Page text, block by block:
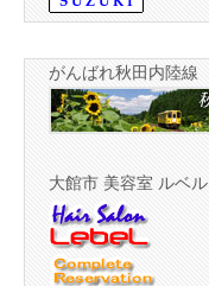
がんばれ秋田内陸線
大館市 美容室 ルベル